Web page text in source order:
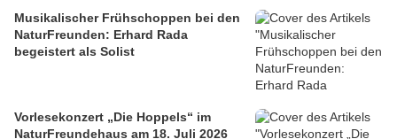
Musikalischer Frühschoppen bei den
NaturFreunden: Erhard Rada
begeistert als Solist
Vorlesekonzert „Die Hoppels“ im
NaturFreundehaus am 18. Juli 2026